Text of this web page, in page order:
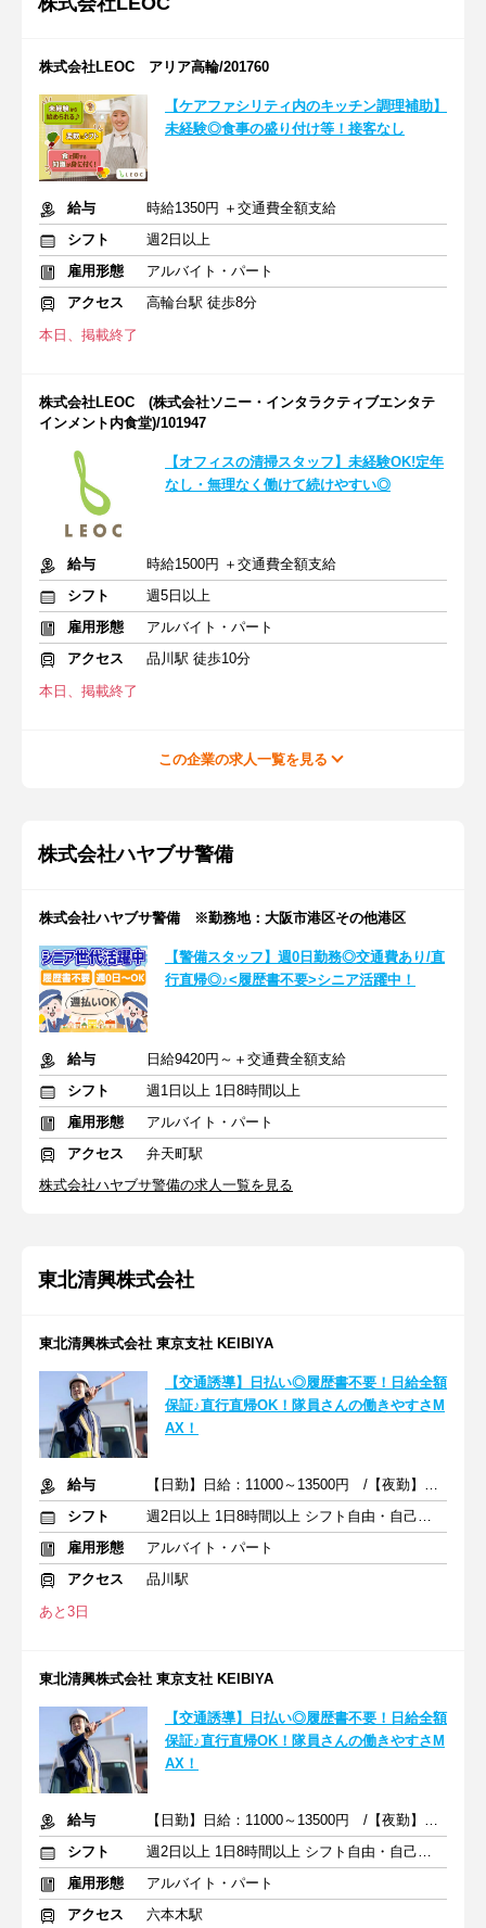
株式会社LEOC アリア高輪/201760
【ケアファシリティ内のキッチン調理補助】
未経験◎食事の盛り付け等！接客なし
給与
時給1350円 ＋交通費全額支給
シフト
週2日以上
雇用形態
アルバイト・パート
アクセス
高輪台駅 徒歩8分
本日、掲載終了
株式会社LEOC (株式会社ソニー・インタラクティブエンタテ
インメント内食堂)/101947
【オフィスの清掃スタッフ】未経験OK!定年
なし・無理なく働けて続けやすい◎
給与
時給1500円 ＋交通費全額支給
シフト
週5日以上
雇用形態
アルバイト・パート
アクセス
品川駅 徒歩10分
本日、掲載終了
この企業の求人一覧を見る
株式会社ハヤブサ警備
株式会社ハヤブサ警備 ※勤務地：大阪市港区その他港区
【警備スタッフ】週0日勤務◎交通費あり/直
行直帰◎♪<履歴書不要>シニア活躍中！
給与
日給9420円～＋交通費全額支給
シフト
週1日以上 1日8時間以上
雇用形態
アルバイト・パート
アクセス
弁天町駅
株式会社ハヤブサ警備の求人一覧を見る
東北清興株式会社
東北清興株式会社 東京支社 KEIBIYA
【交通誘導】日払い◎履歴書不要！日給全額
保証♪直行直帰OK！隊員さんの働きやすさM
AX！
給与
【日勤】日給：11000～13500円 /【夜勤】日給：12670～15342円
シフト
週2日以上 1日8時間以上 シフト自由・自己申告
雇用形態
アルバイト・パート
アクセス
品川駅
あと3日
東北清興株式会社 東京支社 KEIBIYA
【交通誘導】日払い◎履歴書不要！日給全額
保証♪直行直帰OK！隊員さんの働きやすさM
AX！
給与
【日勤】日給：11000～13500円 /【夜勤】日給：12670～15342円
シフト
週2日以上 1日8時間以上 シフト自由・自己申告
雇用形態
アルバイト・パート
アクセス
六本木駅